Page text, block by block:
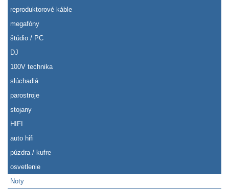
reproduktorové káble
megafóny
štúdio / PC
DJ
100V technika
slúchadlá
parostroje
stojany
HIFI
auto hifi
púzdra / kufre
osvetlenie
Noty